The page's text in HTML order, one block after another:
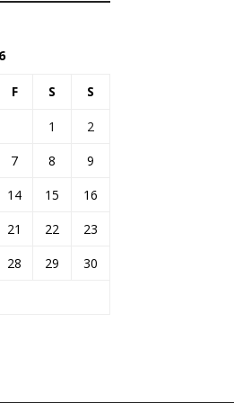
F S S
1
2
7 8
9
14 15
16
21 22
23
28 29
30